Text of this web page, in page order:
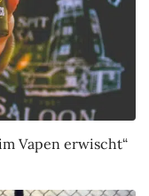
Vapen erwischt“